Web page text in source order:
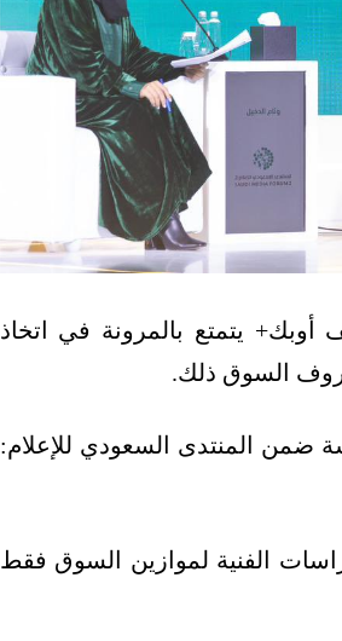
أوبك+ يتمتع بالمرونة في اتخاذ
ظروف السوق ذلك.
الإثنين 20 فبراير/شباط (2023) في جلسة ضمن المنتدى السعودي للإعلام:
الفنية لموازين السوق فقط